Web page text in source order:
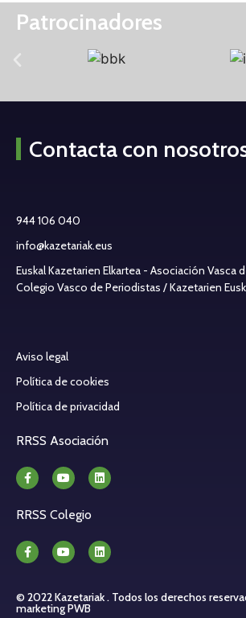
Patrocinadores
Contacta con
944 106 040
info@kazetariak.eus
Euskal Kazetarien Elkartea - Asociación Vasca
Colegio Vasco de Periodistas / Kazetarien
Aviso legal
Política de cookies
Política de privacidad
RRSS Asociación
RRSS Colegio
© 2022 Kazetariak . Todos los derechos
marketing PWB